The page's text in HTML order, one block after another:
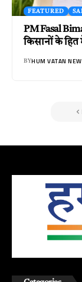
FEATURED
PM Fasal
किसानों के हित
BYHUM VATAN